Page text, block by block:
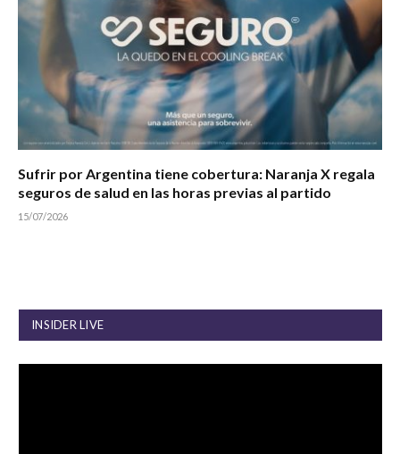
Sufrir por Argentina tiene cobertura: Naranja X regala
seguros de salud en las horas previas al partido
15/07/2026
INSIDER LIVE